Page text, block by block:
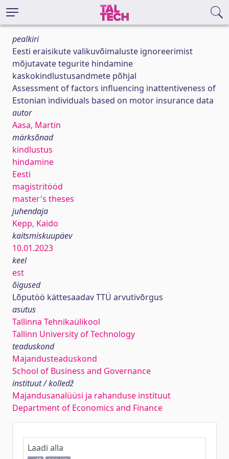
pealkiri
Eesti eraisikute valikuvõimaluste ignoreerimist
mõjutavate tegurite hindamine
kaskokindlustusandmete põhjal
Assessment of factors influencing inattentiveness of
Estonian individuals based on motor insurance data
autor
Aasa, Martin
märksõnad
kindlustus
hindamine
Eesti
magistritööd
master's theses
juhendaja
Kepp, Kaido
kaitsmiskuupäev
10.01.2023
keel
est
õigused
Lõputöö kättesaadav TTÜ arvutivõrgus
asutus
Tallinna Tehnikaülikool
Tallinn University of Technology
teaduskond
Majandusteaduskond
School of Business and Governance
instituut / kolledž
Majandusanalüüsi ja rahanduse instituut
Department of Economics and Finance
Laadi alla